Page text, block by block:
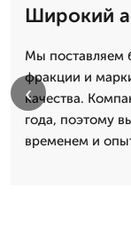
Широкий
Мы поставляем
фракции и
качества.
года, поэтому
временем и
‹